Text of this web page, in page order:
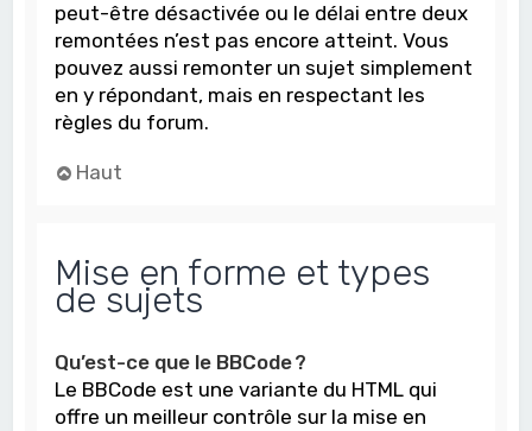
peut-être désactivée ou le délai entre deux
remontées n’est pas encore atteint. Vous
pouvez aussi remonter un sujet simplement
en y répondant, mais en respectant les
règles du forum.
Haut
Mise en forme et types
de sujets
Qu’est-ce que le BBCode ?
Le BBCode est une variante du HTML qui
offre un meilleur contrôle sur la mise en